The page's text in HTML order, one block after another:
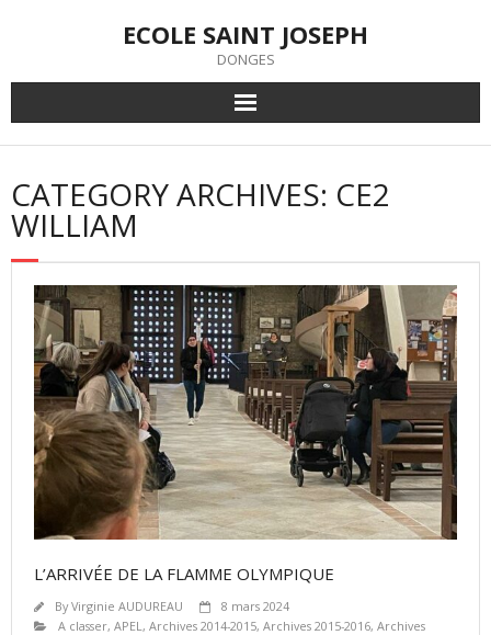
ECOLE SAINT JOSEPH
DONGES
CATEGORY ARCHIVES: CE2
WILLIAM
L’ARRIVÉE DE LA FLAMME OLYMPIQUE
ByVirginie AUDUREAU
8 mars 2024
A classer, APEL , Archives 2014-2015, Archives 2015-2016, Archives